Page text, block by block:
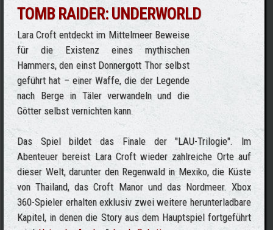
TOMB RAIDER: UNDERWORLD
Lara Croft entdeckt im Mittelmeer Beweise
für die Existenz eines mythischen
Hammers, den einst Donnergott Thor selbst
geführt hat – einer Waffe, die der Legende
nach Berge in Täler verwandeln und die
Götter selbst vernichten kann.
Das Spiel bildet das Finale der "LAU-Trilogie". Im
Abenteuer bereist Lara Croft wieder zahlreiche Orte auf
dieser Welt, darunter den Regenwald in Mexiko, die Küste
von Thailand, das Croft Manor und das Nordmeer. Xbox
360-Spieler erhalten exklusiv zwei weitere herunterladbare
Kapitel, in denen die Story aus dem Hauptspiel fortgeführt